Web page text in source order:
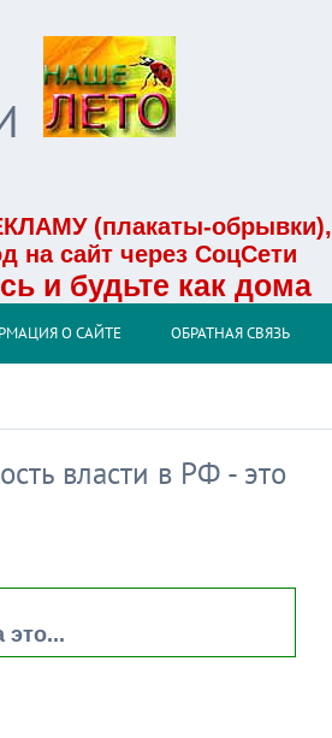
(плакаты-обрывки),
на сайт через СоцСети
и будьте как дома
О САЙТЕ ОБРАТНАЯ СВЯЗЬ
власти в РФ - это
это...